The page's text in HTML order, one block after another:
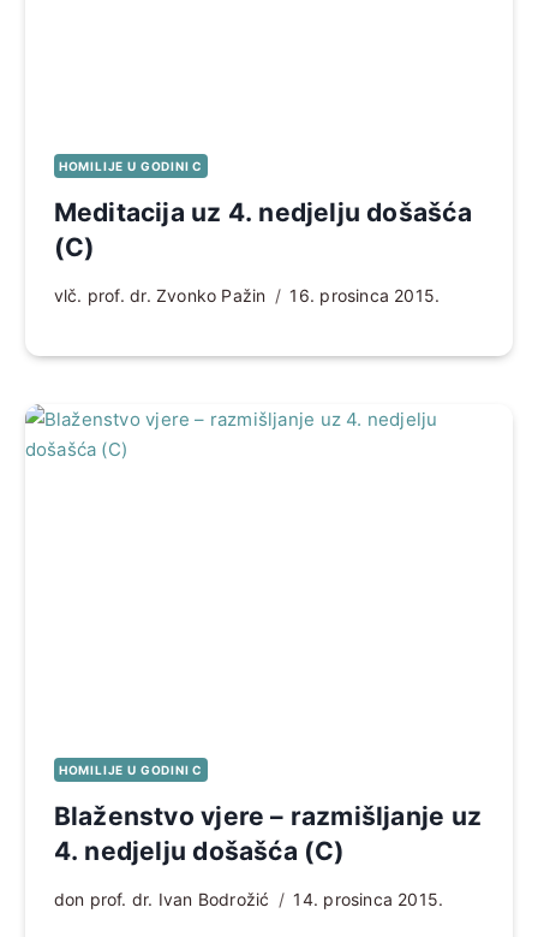
HOMILIJE U GODINI C
Meditacija uz 4. nedjelju došašća
(C)
vlč. prof. dr. Zvonko Pažin 16. prosinca 2015.
HOMILIJE U GODINI C
Blaženstvo vjere – razmišljanje uz
4. nedjelju došašća (C)
don prof. dr. Ivan Bodrožić 14. prosinca 2015.